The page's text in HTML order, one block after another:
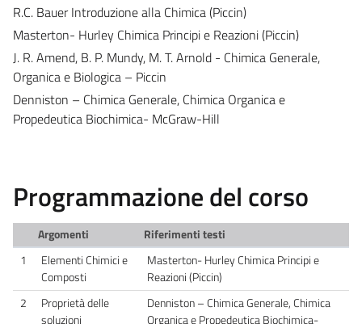
R.C. Bauer Introduzione alla Chimica (Piccin)
Masterton- Hurley Chimica Principi e Reazioni (Piccin)
J. R. Amend, B. P. Mundy, M. T. Arnold - Chimica Generale,
Organica e Biologica – Piccin
Denniston – Chimica Generale, Chimica Organica e
Propedeutica Biochimica- McGraw-Hill
Programmazione del corso
Argomenti
Riferimenti testi
1
Elementi Chimici e
Composti
Masterton- Hurley Chimica Principi e
Reazioni (Piccin)
2
Proprietà delle
soluzioni
Denniston – Chimica Generale, Chimica
Organica e Propedeutica Biochimica-